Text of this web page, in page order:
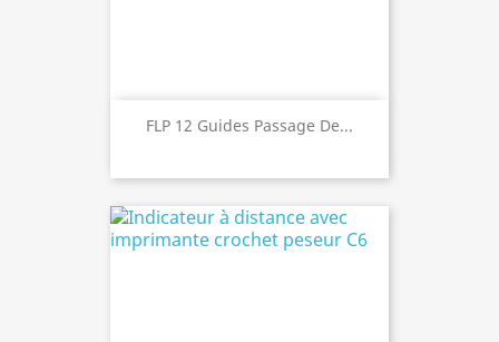
FLP 12 Guides Passage De...